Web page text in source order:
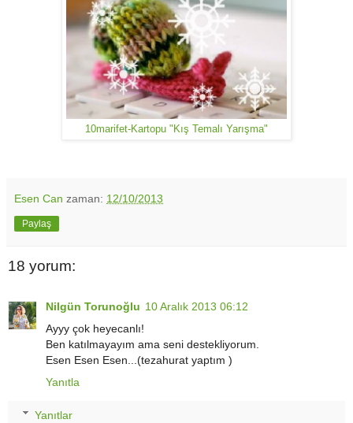
10marifet-Kartopu "Kış Temalı Yarışma"
Esen Can zaman: 12/10/2013
Paylaş
18 yorum:
Nilgün Torunoğlu 10 Aralık 2013 06:12
Ayyy çok heyecanlı!
Ben katılmayayım ama seni destekliyorum.
Esen Esen Esen...(tezahurat yaptım )
Yanıtla
Yanıtlar